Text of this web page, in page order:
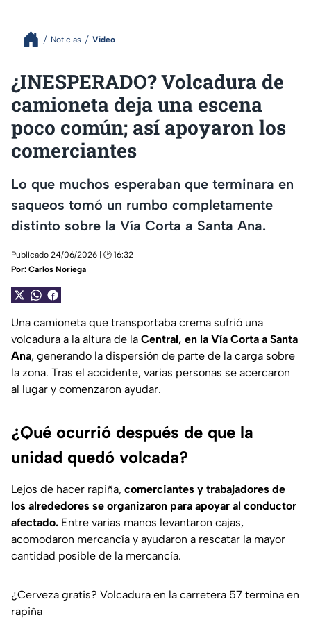
Noticias Video
¿INESPERADO? Volcadura de
camioneta deja una escena
poco común; así apoyaron los
comerciantes
Lo que muchos esperaban que terminara en
saqueos tomó un rumbo completamente
distinto sobre la Vía Corta a Santa Ana.
Publicado 24/06/2026 | 🕑 16:32
Por: Carlos Noriega
Una camioneta que transportaba crema sufrió una
volcadura a la altura de la Central, en la Vía Corta a Santa
Ana, generando la dispersión de parte de la carga sobre
la zona. Tras el accidente, varias personas se acercaron
al lugar y comenzaron ayudar.
¿Qué ocurrió después de que la
unidad quedó volcada?
Lejos de hacer rapiña, comerciantes y trabajadores de
los alrededores se organizaron para apoyar al conductor
afectado. Entre varias manos levantaron cajas,
acomodaron mercancía y ayudaron a rescatar la mayor
cantidad posible de la mercancía.
¿Cerveza gratis? Volcadura en la carretera 57 termina en
rapiña